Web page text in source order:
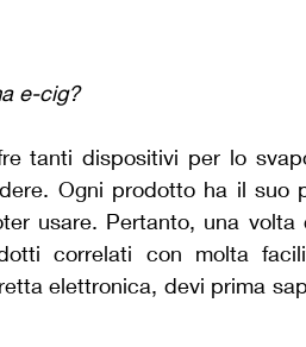
e-cig?
tanti dispositivi per lo
Ogni prodotto ha il suo
usare. Pertanto, una volta
correlati con molta
elettronica, devi prima